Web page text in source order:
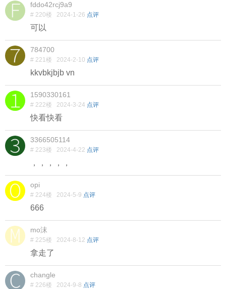
fddo42rcj9a9
# 220楼 2024-1-26 点评
可以
784700
# 221楼 2024-2-10 点评
kkvbkjbjb vn
1590330161
# 222楼 2024-3-24 点评
快看快看
3366505114
# 223楼 2024-4-22 点评
，，，，，
opi
# 224楼 2024-5-9 点评
666
mo沫
# 225楼 2024-8-12 点评
拿走了
changle
# 226楼 2024-9-8 点评